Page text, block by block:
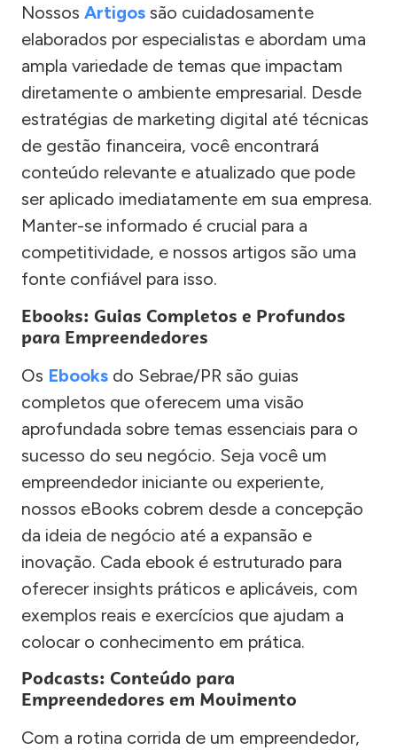
Nossos Artigos são cuidadosamente
elaborados por especialistas e abordam uma
ampla variedade de temas que impactam
diretamente o ambiente empresarial. Desde
estratégias de marketing digital até técnicas
de gestão financeira, você encontrará
conteúdo relevante e atualizado que pode
ser aplicado imediatamente em sua empresa.
Manter-se informado é crucial para a
competitividade, e nossos artigos são uma
fonte confiável para isso.
Ebooks: Guias Completos e Profundos
para Empreendedores
Os Ebooks do Sebrae/PR são guias
completos que oferecem uma visão
aprofundada sobre temas essenciais para o
sucesso do seu negócio. Seja você um
empreendedor iniciante ou experiente,
nossos eBooks cobrem desde a concepção
da ideia de negócio até a expansão e
inovação. Cada ebook é estruturado para
oferecer insights práticos e aplicáveis, com
exemplos reais e exercícios que ajudam a
colocar o conhecimento em prática.
Podcasts: Conteúdo para
Empreendedores em Movimento
Com a rotina corrida de um empreendedor,